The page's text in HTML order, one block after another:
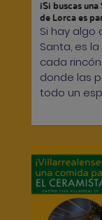
¡Si buscas
de Lorca es
Si hay algo
Santa, es
cada
donde las
todo un